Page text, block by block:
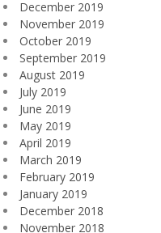
December 2019
November 2019
October 2019
September 2019
August 2019
July 2019
June 2019
May 2019
April 2019
March 2019
February 2019
January 2019
December 2018
November 2018